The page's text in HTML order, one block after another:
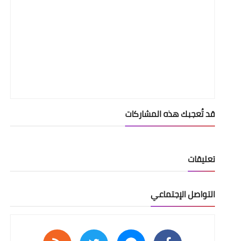
قد تُعجبك هذه المشاركات
تعليقات
التواصل الإجتماعي